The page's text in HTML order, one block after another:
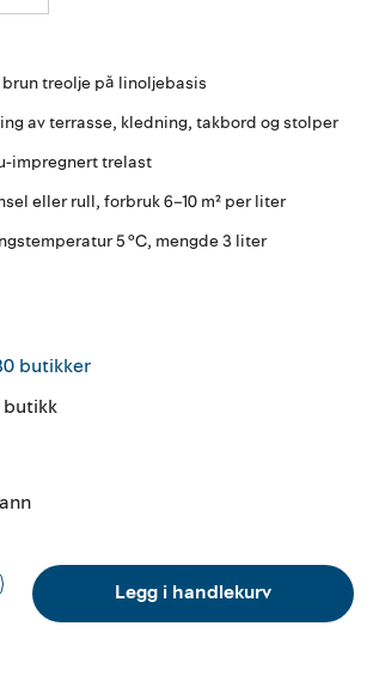
treolje på linoljebasis
av terrasse, kledning, takbord og stolper
impregnert trelast
eller rull, forbruk 6–10 m² per liter
5 °C, mengde 3 liter
butikker
butikk
Legg i handlekurv